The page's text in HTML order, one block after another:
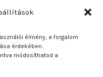
élmény, a forgalom
érdekében.
módosíthatod a
Tata, Nyárfa u. 7.
27102600